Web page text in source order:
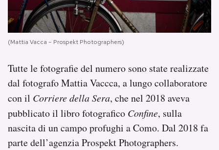
(Mattia Vacca – Prospekt Photographers)
Tutte le fotografie del numero sono state realizzate
dal fotografo Mattia Vaccca, a lungo collaboratore
con il Corriere della Sera, che nel 2018 aveva
pubblicato il libro fotografico Confine, sulla
nascita di un campo profughi a Como. Dal 2018 fa
parte dell’agenzia Prospekt Photographers.